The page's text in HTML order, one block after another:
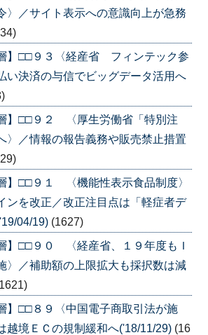
〉／サイト表示への意識向上が急務
】□□９３〈経産省 フィンテック参
い決済の与信でビッグデータ活用へ
】□□９２ 〈厚生労働省「特別注
〉／情報の報告義務や販売禁止措置
】□□９１ 〈機能性表示食品制度〉
ンを改正／改正注目点は「軽症者デ
04/19) (1627)
】□□９０ 〈経産省、１９年度もＩ
〉／補助額の上限拡大も採択数は減
】□□８９〈中国電子商取引法が施
越境ＥＣの規制緩和へ('18/11/29) (16